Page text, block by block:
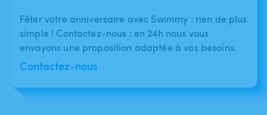
Fêter votre anniversaire avec Swimmy : rien de plus
simple ! Contactez-nous : en 24h nous vous
envoyons une proposition adaptée à vos besoins.
Contactez-nous